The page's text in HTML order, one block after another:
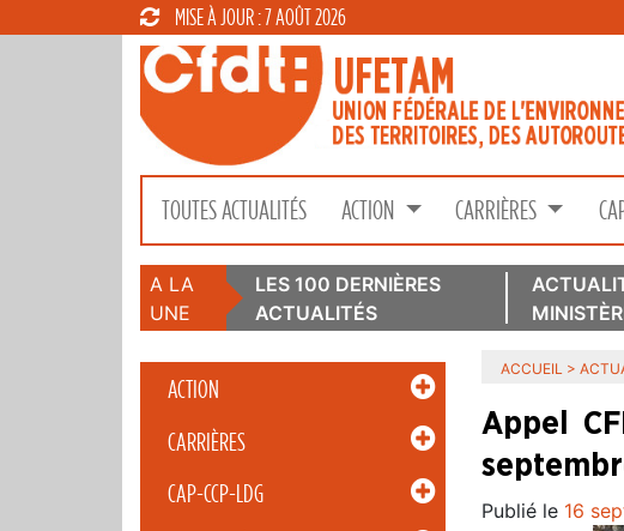
MISE À JOUR : 7 AOÛT 2026
TOUTES ACTUALITÉS ACTION CARRIÈRES
A LA
UNE
LES 100 DERNIÈRES
ACTUALITÉS
ACTION
CARRIÈRES
CAP-CCP-LDG
ACCUEIL >
Appel
Publié le 16